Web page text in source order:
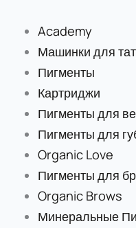
содержимому
Academy
Машинки для
Пигменты
Картриджи
Пигменты для
Пигменты для
Organic Love
Пигменты для
Organic Brows
Минеральные